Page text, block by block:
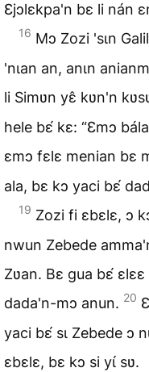
Ɛjɔlɛkpa'n bɛ li nán
16 Mɔ Zozi 'sɩn
'nɩan an, anɩn
li Simʋn yɛ̂ kʋn'n
hele bɛ́ kɛ: “Ɛmɔ
ɛmɔ fɛlɛ menian bɛ
ala, bɛ kɔ yaci bɛ́
19 Zozi fi ɛbɛlɛ, ɔ
nwun Zebede
Zʋan. Bɛ gua bɛ́
dada'n-mɔ anun. 20
yaci bɛ́ sɩ Zebede ɔ
ɛbɛlɛ, bɛ kɔ si yɩ́ sʋ.